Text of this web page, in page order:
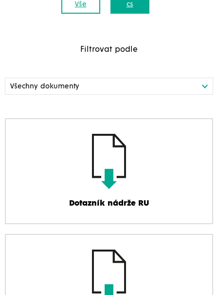
Vše cs
Filtrovat podle
Dotazník nádrže RU